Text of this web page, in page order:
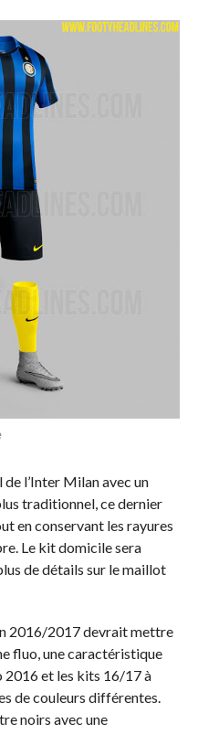
l’Inter Milan avec un
traditionnel, ce dernier
en conservant les rayures
Le kit domicile sera
de détails sur le maillot
2016/2017 devrait mettre
fluo, une caractéristique
2016 et les kits 16/17 à
de couleurs différentes.
noirs avec une